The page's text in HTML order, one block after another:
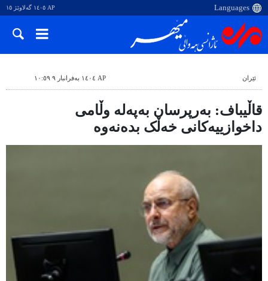
AP ١٤٠٥ گەلاوێژ ١٥
ئێران AP ١٤٠٤ بەفرانبار ٩ ١٠:٥٩
قاڵیباف: بەرپرسان بەپەلە وڵامی
داخوازییەکانی خەڵک بدەنەوە